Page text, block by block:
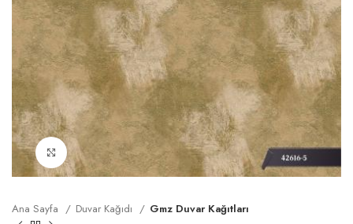
Büyütmek için tıklayın
Ana Sayfa Duvar Kağıdı Gmz Duvar Kağıtları